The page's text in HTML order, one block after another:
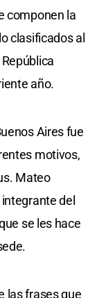
componen la
clasificados al
año.
Aires fue
motivos,
Mateo
integrante del
se les hace
las frases que